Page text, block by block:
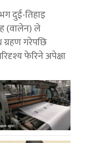
दुई-तिहाइ
(वालेन) ले
ग्रहण गरेपछि
फेरिने अपेक्षा